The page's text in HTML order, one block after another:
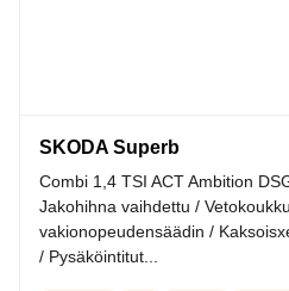
SKODA Superb
Combi 1,4 TSI ACT Ambition
Jakohihna vaihdettu /
vakionopeudensäädin /
/ Pysäköintitut...